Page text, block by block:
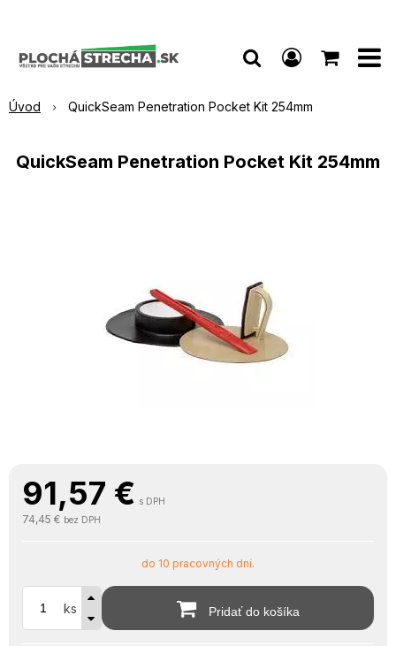
Úvod QuickSeam Penetration Pocket Kit 254mm
QuickSeam Penetration Pocket Kit 254mm
91,57 € s DPH
74,45 € bez DPH
do 10 pracovných dní.
ks Pridať do košíka